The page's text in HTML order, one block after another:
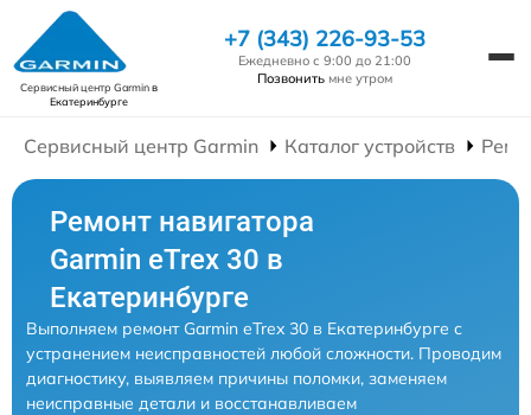
Сервисный центр Garminв
Екатеринбурге
+7 (343) 226-93-53
Ежедневно с 9:00 до 21:00
Позвонить мне утром
Сервисный центр Garmin Каталог устройств
Ремонт навигатора
Garmin eTrex 30 в
Екатеринбурге
Выполняем ремонт Garmin eTrex 30 в Екатеринбурге с
устранением неисправностей любой сложности. Проводим
диагностику, выявляем причины поломки, заменяем
неисправные детали и восстанавливаем